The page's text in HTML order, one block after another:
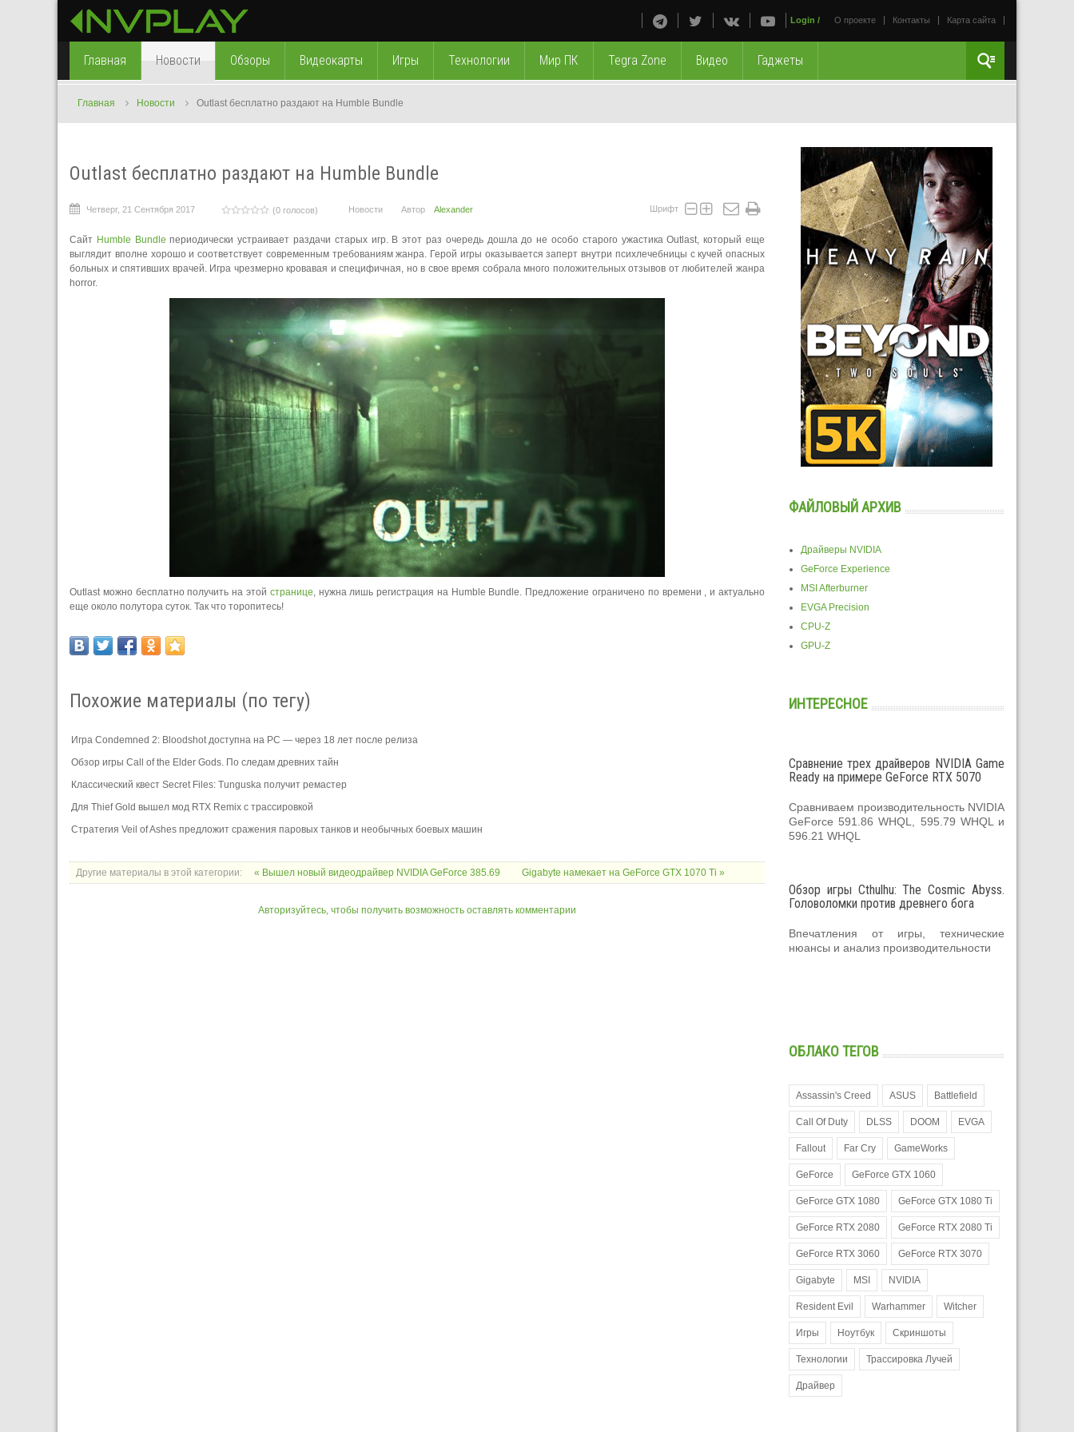
О проекте Контакты Карта сайта
Login /
Главная Новости Обзоры Видеокарты Игры Технологии Мир ПК Tegra Zone Видео Гаджеты
Главная Новости Outlast бесплатно раздают на Humble Bundle
Outlast бесплатно раздают на Humble Bundle
Четверг, 21 Сентября 2017 (0 голосов) Новости Автор Alexander Шрифт
Сайт Humble Bundle периодически устраивает раздачи старых игр. В этот раз очередь дошла до не особо старого ужастика Outlast, который еще
выглядит вполне хорошо и соответствует современным требованиям жанра. Герой игры оказывается заперт внутри психлечебницы с кучей опасных
больных и спятивших врачей. Игра чрезмерно кровавая и специфичная, но в свое время собрала много положительных отзывов от любителей жанра
horror.
Outlast можно бесплатно получить на этой странице, нужна лишь регистрация на Humble Bundle. Предложение ограничено по времени , и актуально
еще около полутора суток. Так что торопитесь!
Похожие материалы (по тегу)
Игра Condemned 2: Bloodshot доступна на PC — через 18 лет после релиза
Обзор игры Call of the Elder Gods. По следам древних тайн
Классический квест Secret Files: Tunguska получит ремастер
Для Thief Gold вышел мод RTX Remix с трассировкой
Стратегия Veil of Ashes предложит сражения паровых танков и необычных боевых машин
Другие материалы в этой категории: « Вышел новый видеодрайвер NVIDIA GeForce 385.69 Gigabyte намекает на GeForce GTX 1070 Ti »
Авторизуйтесь, чтобы получить возможность оставлять комментарии
ФАЙЛОВЫЙ АРХИВ
Драйверы NVIDIA
GeForce Experience
MSI Afterburner
EVGA Precision
CPU-Z
GPU-Z
ИНТЕРЕСНОЕ
Сравнение трех драйверов NVIDIA Game
Ready на примере GeForce RTX 5070
Сравниваем производительность NVIDIA
GeForce 591.86 WHQL, 595.79 WHQL и
596.21 WHQL
Обзор игры Cthulhu: The Cosmic Abyss.
Головоломки против древнего бога
Впечатления от игры, технические
нюансы и анализ производительности
ОБЛАКО ТЕГОВ
Assassin's Creed ASUS Battlefield
Call Of Duty DLSS DOOM EVGA
Fallout Far Cry GameWorks
GeForce GeForce GTX 1060
GeForce GTX 1080 GeForce GTX 1080 Ti
GeForce RTX 2080 GeForce RTX 2080 Ti
GeForce RTX 3060 GeForce RTX 3070
Gigabyte MSI NVIDIA
Resident Evil Warhammer Witcher
Игры Ноутбук Скриншоты
Технологии Трассировка Лучей
Драйвер